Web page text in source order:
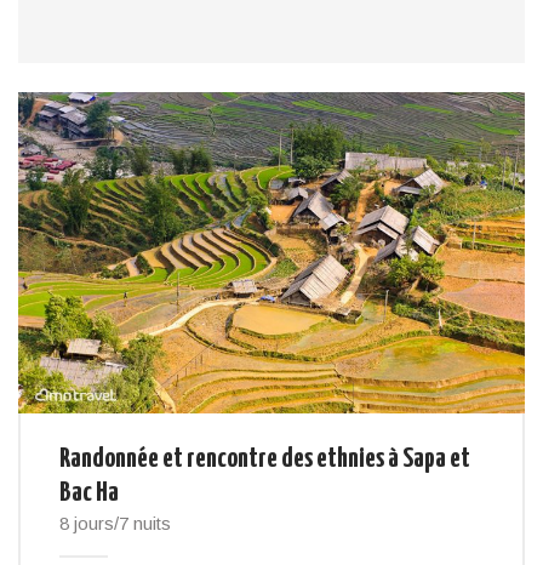
Randonnée et rencontre des ethnies à Sapa et
Bac Ha
8 jours/7 nuits